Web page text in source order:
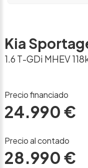
Kia
1.6 T-GDi MHEV
Precio financiado
24.990 €
Precio al contado
28.990 €